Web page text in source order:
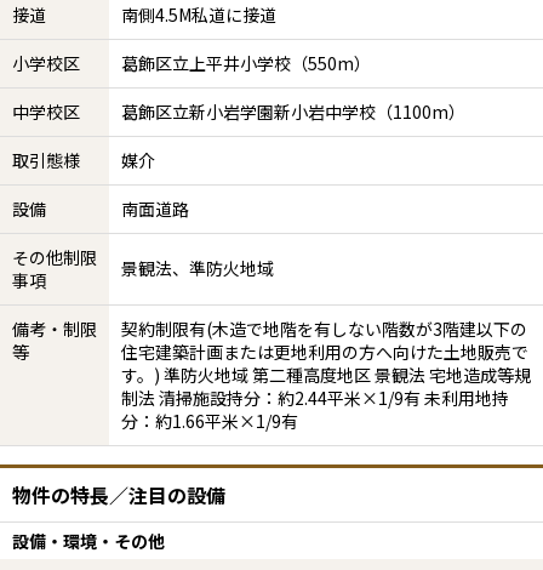
接道
南側4.5M私道に接道
小学校区
葛飾区立上平井小学校（550m）
中学校区
葛飾区立新小岩学園新小岩中学校（1100m）
取引態様
媒介
設備
南面道路
その他制限
事項
景観法、準防火地域
備考・制限
等
契約制限有(木造で地階を有しない階数が3階建以下の
住宅建築計画または更地利用の方へ向けた土地販売で
す。) 準防火地域 第二種高度地区 景観法 宅地造成等規
制法 清掃施設持分：約2.44平米×1/9有 未利用地持
分：約1.66平米×1/9有
物件の特長／注目の設備
設備・環境・その他